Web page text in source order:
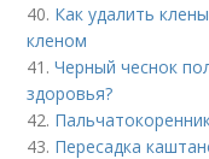
40. Как удалить
кленом
41.Черный чеснок
здоровья?
42.
43. Пересадка